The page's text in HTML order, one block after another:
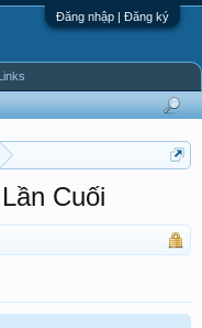
Đăng nhập | Đăng ký
Cuối